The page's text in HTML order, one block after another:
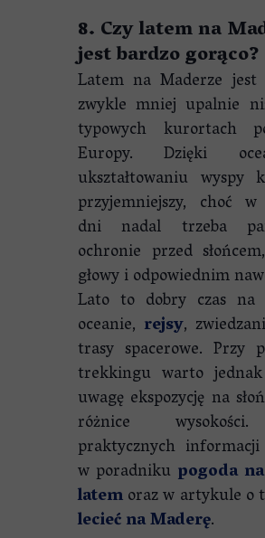
8. Czy latem na
jest bardzo gorąco?
Latem na Maderze jest
zwykle mniej upalnie
typowych kurortach
Europy. Dzięki
ukształtowaniu wyspy
przyjemniejszy, choć w
dni nadal trzeba
ochronie przed
głowy i odpowiednim
Lato to dobry czas na
oceanie, rejsy,
trasy spacerowe. Przy
trekkingu warto
uwagę ekspozycję na
różnice
praktycznych informacji
w poradniku pogoda
latemoraz w artykule o
lecieć na Maderę.